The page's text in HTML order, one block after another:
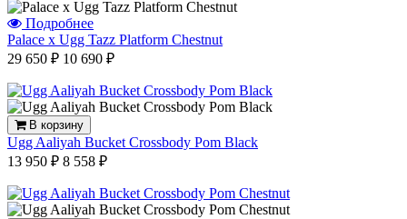
Подробнее
Palace x Ugg Tazz Platform Chestnut
29 650 ₽ 10 690 ₽
В корзину
Ugg Aaliyah Bucket Crossbody Pom Black
13 950 ₽ 8 558 ₽